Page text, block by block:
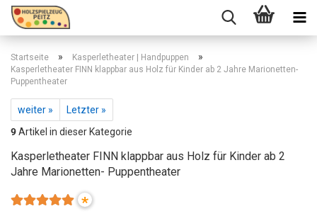
Startseite » Kasperletheater | Handpuppen »
Kasperletheater FINN klappbar aus Holz für Kinder ab 2 Jahre Marionetten-
Puppentheater
weiter »
Letzter »
9Artikel in dieser Kategorie
Kasperletheater FINN klappbar aus Holz für Kinder ab 2
Jahre Marionetten- Puppentheater
*